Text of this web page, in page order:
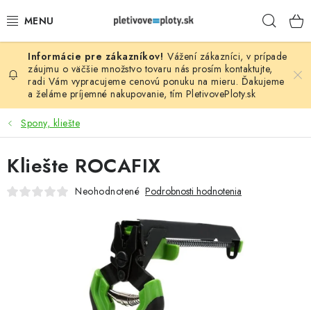
na
PLOTOVÉ PANELY
PLETIVO
STĹPIKY
PODHRABOVÉ DOSKY
GABIÓNY (PLOTY, KOŠE)
PRÍSLUŠENSTVO
Vážení zákazníci, v prípade
záujmu o väčšie množstvo tovaru nás prosím kontaktujte,
radi Vám vypracujeme cenovú ponuku na mieru. Ďakujeme
a želáme príjemné nakupovanie, tím PletivovePloty.sk
Spony, kliešte
Kliešte ROCAFIX
Neohodnotené Podrobnosti hodnotenia